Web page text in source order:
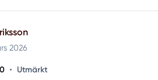
2026
• Utmärkt